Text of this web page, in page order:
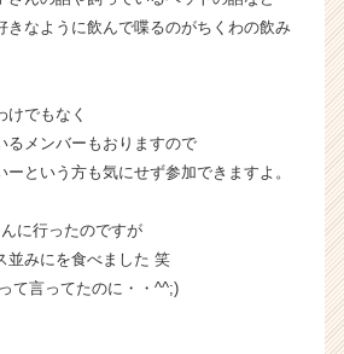
キ
ャ
（C
C
a
r
きなように飲んで喋るのがちくわの飲み
けでもなく
るメンバーもおりますので
ーという方も気にせず参加できますよ。
に行ったのですが
並みにを食べました 笑
て言ってたのに・・^^;)